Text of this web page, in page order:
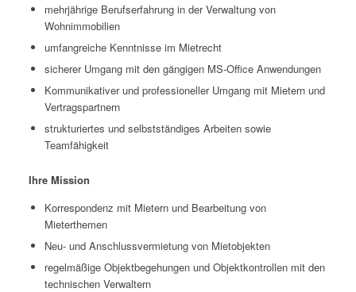
mehrjährige Berufserfahrung in der Verwaltung von
Wohnimmobilien
umfangreiche Kenntnisse im Mietrecht
sicherer Umgang mit den gängigen MS-Office Anwendungen
Kommunikativer und professioneller Umgang mit Mietern und
Vertragspartnern
strukturiertes und selbstständiges Arbeiten sowie
Teamfähigkeit
Ihre Mission
Korrespondenz mit Mietern und Bearbeitung von
Mieterthemen
Neu- und Anschlussvermietung von Mietobjekten
regelmäßige Objektbegehungen und Objektkontrollen mit den
technischen Verwaltern